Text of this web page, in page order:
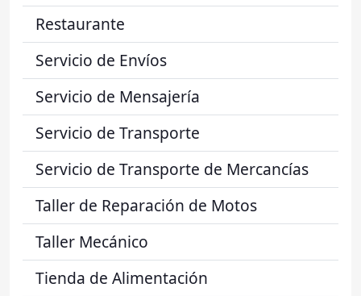
Restaurante
Servicio de Envíos
Servicio de Mensajería
Servicio de Transporte
Servicio de Transporte de Mercancías
Taller de Reparación de Motos
Taller Mecánico
Tienda de Alimentación